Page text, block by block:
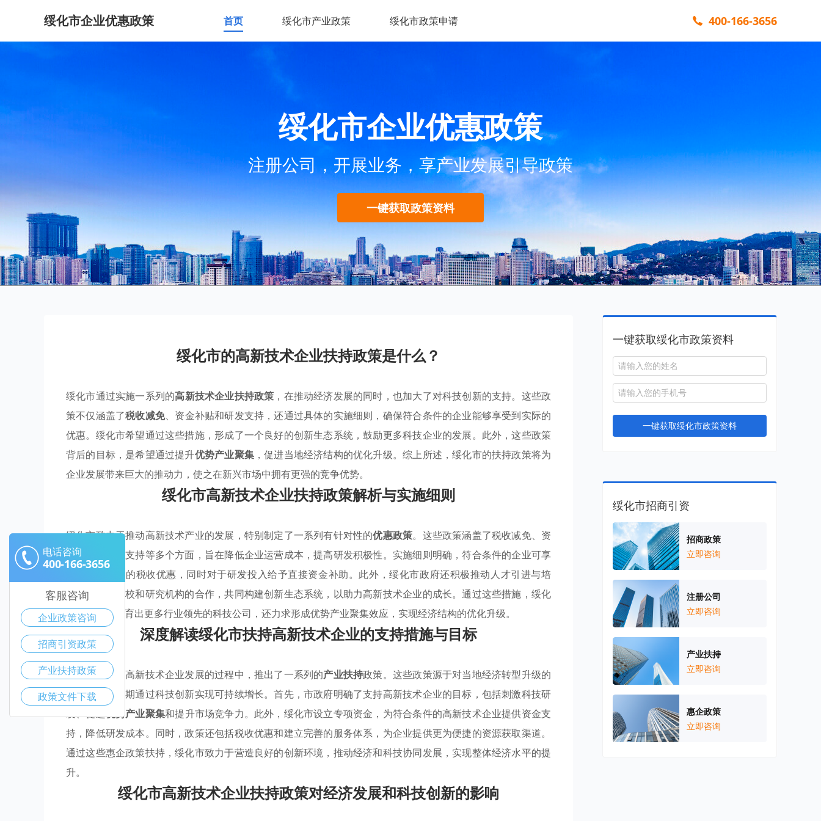
绥化市企业优惠政策 首页 绥化市产业政策 绥化市政策申请 400-166-3656
绥化市企业优惠政策
注册公司，开展业务，享产业发展引导政策
一键获取政策资料
绥化市的高新技术企业扶持政策是什么？
绥化市通过实施一系列的高新技术企业扶持政策 ，在推动经济发展的同时，也加大了对科技创新的支持。这些政
策不仅涵盖了税收减免、资金补贴和研发支持，还通过具体的实施细则，确保符合条件的企业能够享受到实际的
优惠。绥化市希望通过这些措施，形成了一个良好的创新生态系统，鼓励更多科技企业的发展。此外，这些政策
背后的目标，是希望通过提升优势产业聚集，促进当地经济结构的优化升级。综上所述，绥化市的扶持政策将为
企业发展带来巨大的推动力，使之在新兴市场中拥有更强的竞争优势。
绥化市高新技术企业扶持政策解析与实施细则
绥化市致力于推动高新技术产业的发展，特别制定了一系列有针对性的优惠政策。这些政策涵盖了税收减免、资
金补贴、研发支持等多个方面，旨在降低企业运营成本，提高研发积极性。实施细则明确，符合条件的企业可享
受最高达30%的税收优惠，同时对于研发投入给予直接资金补助。此外，绥化市政府还积极推动人才引进与培
养，通过与高校和研究机构的合作，共同构建创新生态系统，以助力高新技术企业的成长。通过这些措施，绥化
市不仅希望培育出更多行业领先的科技公司，还力求形成优势产业聚集效应，实现经济结构的优化升级。
深度解读绥化市扶持高新技术企业的支持措施与目标
绥化市在推动高新技术企业发展的过程中，推出了一系列的产业扶持政策。这些政策源于对当地经济转型升级的
迫切需求，以期通过科技创新实现可持续增长。首先，市政府明确了支持高新技术企业的目标，包括刺激科技研
发、促进优势产业聚集和提升市场竞争力。此外，绥化市设立专项资金，为符合条件的高新技术企业提供资金支
持，降低研发成本。同时，政策还包括税收优惠和建立完善的服务体系，为企业提供更为便捷的资源获取渠道。
通过这些惠企政策扶持，绥化市致力于营造良好的创新环境，推动经济和科技协同发展，实现整体经济水平的提
升。
绥化市高新技术企业扶持政策对经济发展和科技创新的影响
一键获取绥化市政策资料
一键获取绥化市政策资料
绥化市招商引资
招商政策
立即咨询
注册公司
立即咨询
产业扶持
立即咨询
惠企政策
立即咨询
电话咨询
400-166-3656
客服咨询
企业政策咨询
招商引资政策
产业扶持政策
政策文件下载